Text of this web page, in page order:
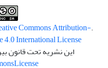
.This work is licensed under a
Commons Attribution-
International License
این نشریه تحت قانون
License